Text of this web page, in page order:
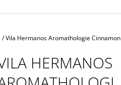
/Vila Hermanos Aromathologie
HERMANOS
VILA HERMANOS APOTHECARY